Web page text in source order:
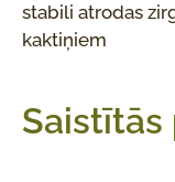
stabili atrodas
kaktiņiem
Saistītās